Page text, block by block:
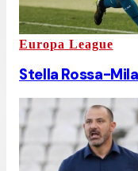
Europa League
Stella Rossa-